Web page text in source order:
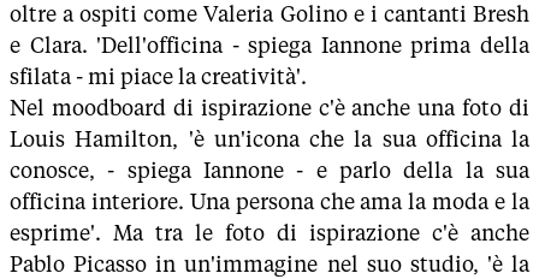
oltre a ospiti come Valeria Golino e i cantanti Bresh
e Clara. 'Dell'officina - spiega Iannone prima della
sfilata - mi piace la creatività'.
Nel moodboard di ispirazione c'è anche una foto di
Louis Hamilton, 'è un'icona che la sua officina la
conosce, - spiega Iannone - e parlo della la sua
officina interiore. Una persona che ama la moda e la
esprime'. Ma tra le foto di ispirazione c'è anche
Pablo Picasso in un'immagine nel suo studio, 'è la